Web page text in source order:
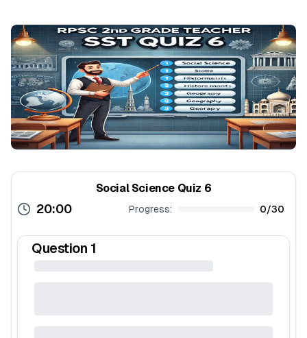
Social Science Quiz 6
20:00 Progress: 0/30
Question 1